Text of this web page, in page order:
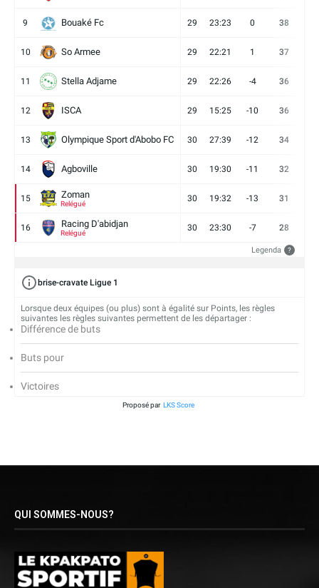
9 Bouaké Fc 29 23:23 0 38
10 So Armee 29 22:21 1 37
11 Stella Adjame 29 22:26 -4 36
12 ISCA 29 15:25 -10 36
13 Olympique Sport d'Abobo FC 30 27:39 -12 34
14 Agboville 30 19:30 -11 32
15 Zoman
Relégué
30 19:32 -13 31
16 Racing D'abidjan
Relégué
30 23:30 -7 28
Legenda ?
brise-cravate Ligue 1
Lorsque deux équipes (ou plus) sont à égalité sur Points, les règles
suivantes les règles suivantes permettent de les départager :
Différence de buts
Buts pour
Victoires
Proposé par LKS Score
QUI SOMMES-NOUS?